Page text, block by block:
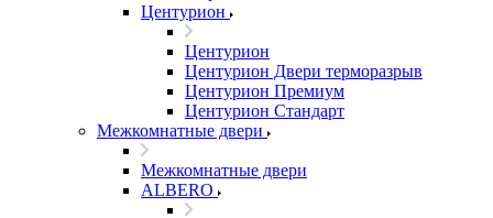
Центурион
Центурион
Центурион Двери терморазрыв
Центурион Премиум
Центурион Стандарт
Межкомнатные двери
Межкомнатные двери
ALBERO